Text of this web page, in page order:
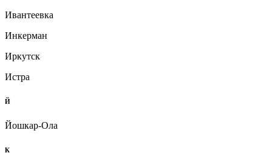
Ивантеевка
Инкерман
Иркутск
Истра
Й
Йошкар-Ола
К